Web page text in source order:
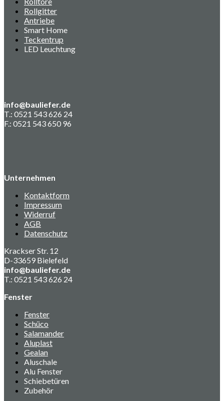
Rollgitter
Antriebe
Smart Home
Teckentrup
LED Leuchtung
info@bauliefer.de
T.: 0521 543 626 24
F.: 0521 543 650 96
Unternehmen
Kontaktform
Impressum
Widerruf
AGB
Datenschutz
Krackser Str. 12
D-33659 Bielefeld
info@bauliefer.de
T.: 0521 543 626 24
Fenster
Fenster
Schüco
Salamander
Aluplast
Gealan
Aluschale
Alu Fenster
Schiebetüren
Zubehör